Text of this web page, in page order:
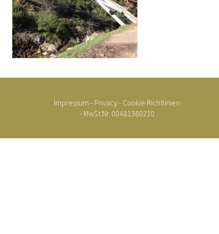
Impressum - Privacy- Cookie Richtlinien
- MwSt.Nr. 00481380210